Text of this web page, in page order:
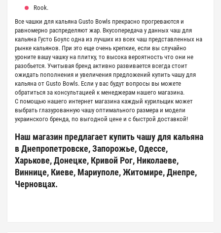
Rook.
Все чашки для кальяна Gusto Bowls прекрасно прогреваются и
равномерно распределяют жар. Вкусопередача у данных чаш для
кальяна Густо Боулс одна из лучших из всех чаш представленных на
рынке кальянов. При это еще очень крепкие, если вы случайно
уроните вашу чашку на плитку, то высока вероятность что они не
разобьется. Учитывая бренд активно развивается всегда стоит
ожидать пополнения и увеличения предложений купить чашу для
кальяна от Gusto Bowls. Если у вас будут вопросы вы можете
обратиться за консультацией к менеджерам нашего магазина.
С помощью нашего интернет магазина каждый курильщик может
выбрать глазурованную чашу оптимального размера и модели
украинского бренда, по выгодной цене и с быстрой доставкой!
Наш магазин предлагает купить чашу для кальяна
в Днепропетровске, Запорожье, Одессе,
Харькове, Донецке, Кривой Рог, Николаеве,
Виннице, Киеве, Мариуполе, Житомире, Днепре,
Черновцах.